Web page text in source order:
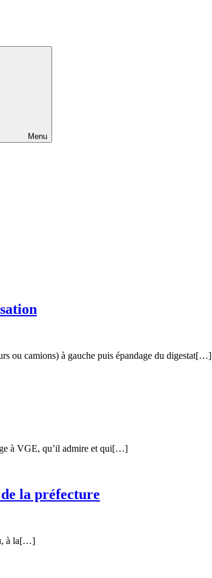
Menu
camions) à gauche puis épandage du digestat[…]
à VGE, qu’il admire et qui[…]
la préfecture
à la[…]